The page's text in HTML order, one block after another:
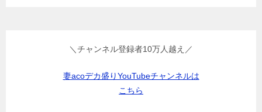
＼チャンネル登録者10万人越え／
妻acoデカ盛りYouTubeチャンネルは
こちら